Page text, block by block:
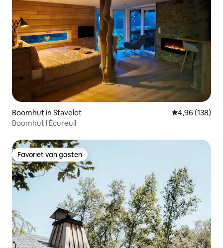
Boomhut in Stavelot Gemiddelde
4,96 (138)
Boomhut l'Écureuil
Favoriet van gasten
Favoriet van gasten